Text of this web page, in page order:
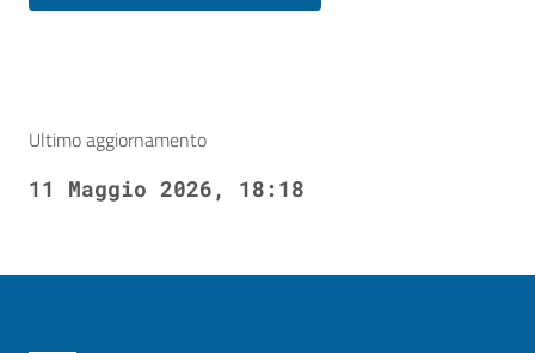
Ultimo aggiornamento
11 Maggio 2026, 18:18